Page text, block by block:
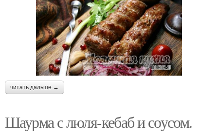
читать дальше →
Шаурма с люля-кебаб и соусом.